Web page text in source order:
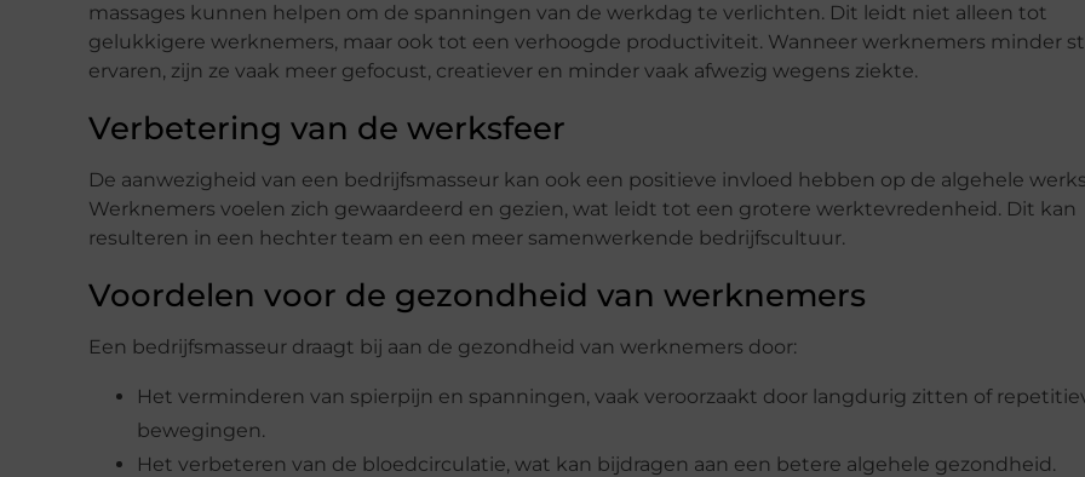
massages kunnen helpen om de spanningen van de werkdag te verlichten. Dit leidt niet alleen tot
gelukkigere werknemers, maar ook tot een verhoogde productiviteit. Wanneer werknemers minder
ervaren, zijn ze vaak meer gefocust, creatiever en minder vaak afwezig wegens ziekte.
Verbetering van de werksfeer
De aanwezigheid van een bedrijfsmasseur kan ook een positieve invloed hebben op de algehele
Werknemers voelen zich gewaardeerd en gezien, wat leidt tot een grotere werktevredenheid. Dit kan
resulteren in een hechter team en een meer samenwerkende bedrijfscultuur.
Voordelen voor de gezondheid van werknemers
Een bedrijfsmasseur draagt bij aan de gezondheid van werknemers door:
Het verminderen van spierpijn en spanningen, vaak veroorzaakt door langdurig zitten of
bewegingen.
Het verbeteren van de bloedcirculatie, wat kan bijdragen aan een betere algehele gezondheid.